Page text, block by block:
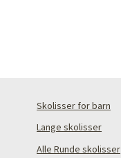
Skolisser for barn
Lange skolisser
Alle Runde skolisser